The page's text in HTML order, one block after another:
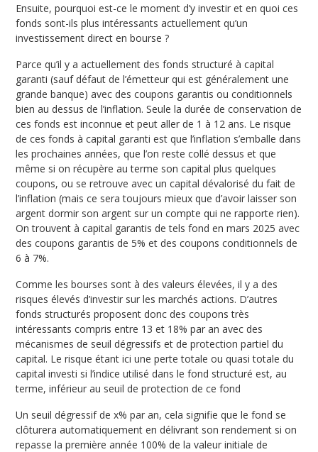
Ensuite, pourquoi est-ce le moment d’y investir et en quoi ces
fonds sont-ils plus intéressants actuellement qu’un
investissement direct en bourse ?
Parce qu’il y a actuellement des fonds structuré à capital
garanti (sauf défaut de l’émetteur qui est généralement une
grande banque) avec des coupons garantis ou conditionnels
bien au dessus de l’inflation. Seule la durée de conservation de
ces fonds est inconnue et peut aller de 1 à 12 ans. Le risque
de ces fonds à capital garanti est que l’inflation s’emballe dans
les prochaines années, que l’on reste collé dessus et que
même si on récupère au terme son capital plus quelques
coupons, ou se retrouve avec un capital dévalorisé du fait de
l’inflation (mais ce sera toujours mieux que d’avoir laisser son
argent dormir son argent sur un compte qui ne rapporte rien).
On trouvent à capital garantis de tels fond en mars 2025 avec
des coupons garantis de 5% et des coupons conditionnels de
6 à 7%.
Comme les bourses sont à des valeurs élevées, il y a des
risques élevés d’investir sur les marchés actions. D’autres
fonds structurés proposent donc des coupons très
intéressants compris entre 13 et 18% par an avec des
mécanismes de seuil dégressifs et de protection partiel du
capital. Le risque étant ici une perte totale ou quasi totale du
capital investi si l’indice utilisé dans le fond structuré est, au
terme, inférieur au seuil de protection de ce fond
Un seuil dégressif de x% par an, cela signifie que le fond se
clôturera automatiquement en délivrant son rendement si on
repasse la première année 100% de la valeur initiale de